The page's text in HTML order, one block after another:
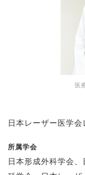
医
日本レーザー医学
所属学会
日本形成外科学会